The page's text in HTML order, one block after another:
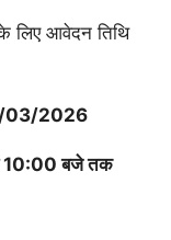
लिए आवेदन तिथि
03/2026
10:00 बजे तक